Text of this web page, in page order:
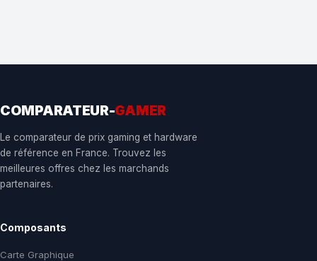
COMPARATEUR-GAMER
Le comparateur de prix gaming et hardware
de référence en France. Trouvez les
meilleures offres chez les marchands
partenaires.
Composants
Carte Graphique